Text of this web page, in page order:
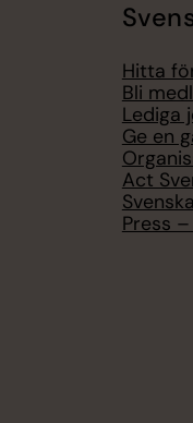
Hitta
Bli
Lediga
Ge en
Act
Press